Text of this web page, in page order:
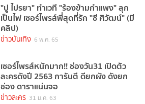
"ปู ไปรยา" ทำเวที "ร้องข้ามกำแพง" ลุก
เป็นไฟ เซอร์ไพรส์พี่สุดที่รัก "ซี ศิวัฒน์" (มี
คลิป)
ข่าวบันเทิง 6 พ.ค. 65
เซอร์ไพรส์หนักมาก!! ช่องวัน31 เปิดตัว
ละครดังปี 2563 การันตี ดียกผัง ดังยก
ช่อง ดาราแน่นจอ
ข่าวละคร 31 ม.ค. 63